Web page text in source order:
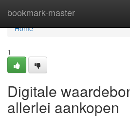
bookmark-master
Home
Home
1
Digitale
allerlei aankopen